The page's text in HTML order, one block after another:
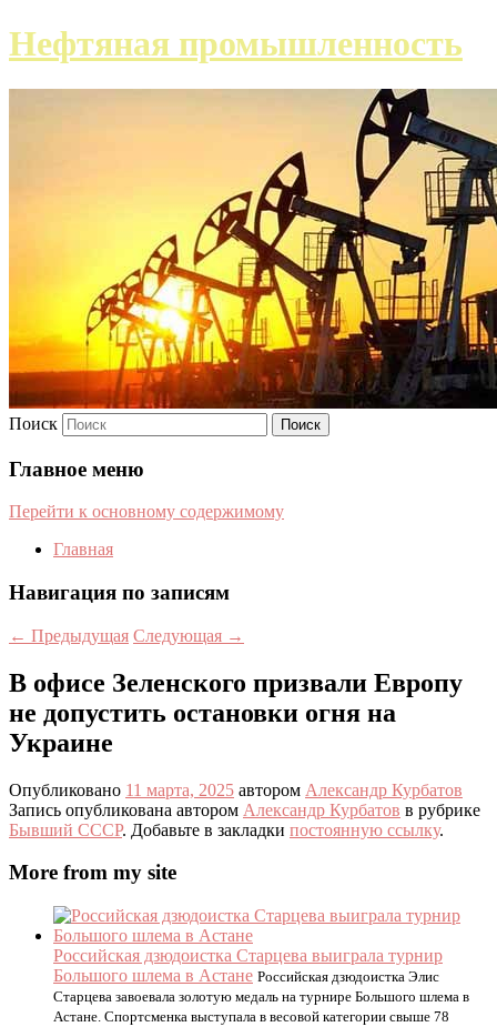
Нефтяная промышленность
Поиск
Главное меню
Перейти к основному содержимому
Главная
Навигация по записям
← Предыдущая Следующая →
В офисе Зеленского призвали Европу
не допустить остановки огня на
Украине
Опубликовано 11 марта, 2025 автором Александр Курбатов
Запись опубликована автором Александр Курбатов в рубрике
Бывший СССР. Добавьте в закладки постоянную ссылку.
More from my site
Российская дзюдоистка Старцева выиграла турнир
Большого шлема в Астане Российская дзюдоистка Элис
Старцева завоевала золотую медаль на турнире Большого шлема в
Астане. Спортсменка выступала в весовой категории свыше 78